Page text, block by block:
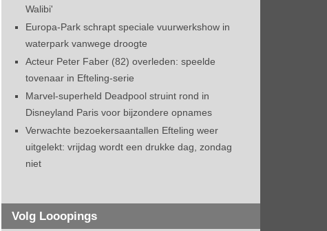
Walibi'
Europa-Park schrapt speciale vuurwerkshow in
waterpark vanwege droogte
Acteur Peter Faber (82) overleden: speelde
tovenaar in Efteling-serie
Marvel-superheld Deadpool struint rond in
Disneyland Paris voor bijzondere opnames
Verwachte bezoekersaantallen Efteling weer
uitgelekt: vrijdag wordt een drukke dag, zondag
niet
Volg Looopings